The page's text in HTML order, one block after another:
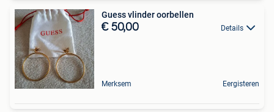
Guess vlinder oorbellen
€ 50,00 Details
Merksem Eergisteren